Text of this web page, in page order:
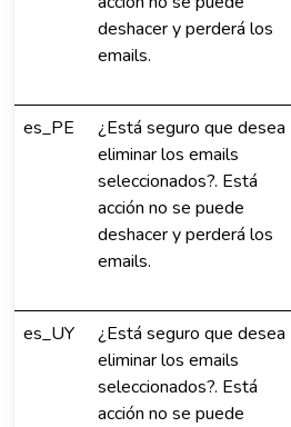
deshacer y perderá los
emails.
es_PE
¿Está seguro que desea
eliminar los emails
seleccionados?. Está
acción no se puede
deshacer y perderá los
emails.
es_UY
¿Está seguro que desea
eliminar los emails
seleccionados?. Está
acción no se puede